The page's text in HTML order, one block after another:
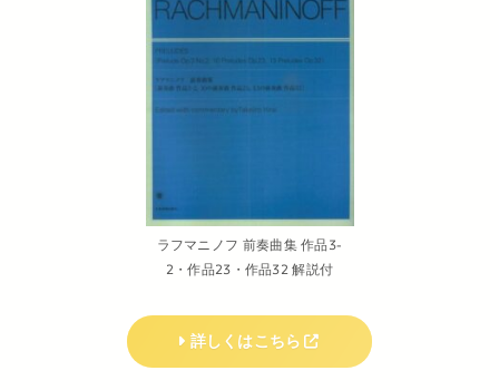
ラフマニノフ 前奏曲集 作品3-
2・作品23・作品32 解説付
詳しくはこちら